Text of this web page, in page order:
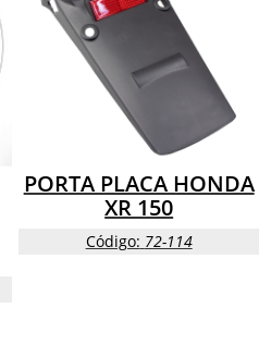
PORTA PLACA HONDA
XR 150
Código: 72-114